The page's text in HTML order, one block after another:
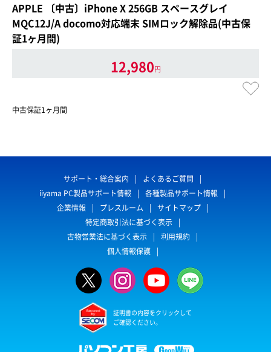
APPLE 〔中古〕iPhone X 256GB スペースグレイ
MQC12J/A docomo対応端末 SIMロック解除品(中古保
証1ヶ月間)
12,980円
中古保証1ヶ月間
サポート・総合案内
よくあるご質問
iiyama PC製品サポート情報
各種製品サポート情報
企業情報
プレスルーム
サイトマップ
特定商取引法に基づく表示
古物営業法に基づく表示
利用規約
個人情報保護
証明書の内容をクリックして
ご確認ください。